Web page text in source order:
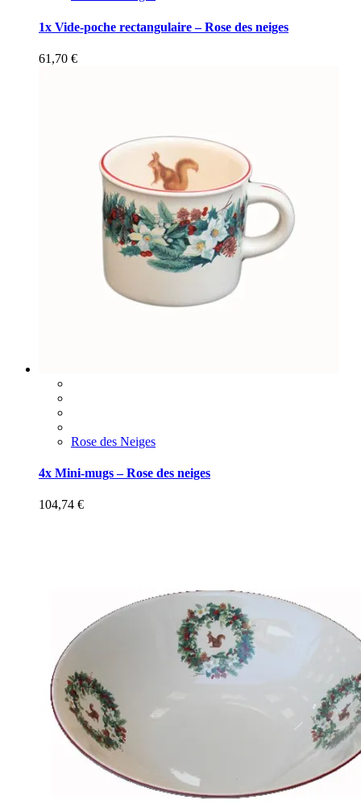
1x Vide-poche rectangulaire – Rose des neiges
61,70 €
Rose des Neiges
4x Mini-mugs – Rose des neiges
104,74 €